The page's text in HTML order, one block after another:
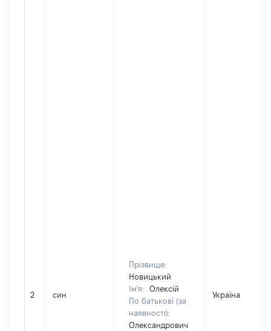
2 син
Прізвище:
Новицький
Ім'я:
Олексій
По батькові (за
наявності):
Олександрович
Україна